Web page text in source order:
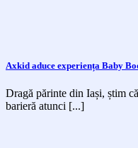
Axkid aduce experiența Baby
Dragă părinte din Iași, știm
barieră atunci [...]